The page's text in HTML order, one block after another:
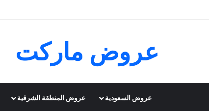
عروض ماركت
عروض السعودية عروض المنطقة الشرقية